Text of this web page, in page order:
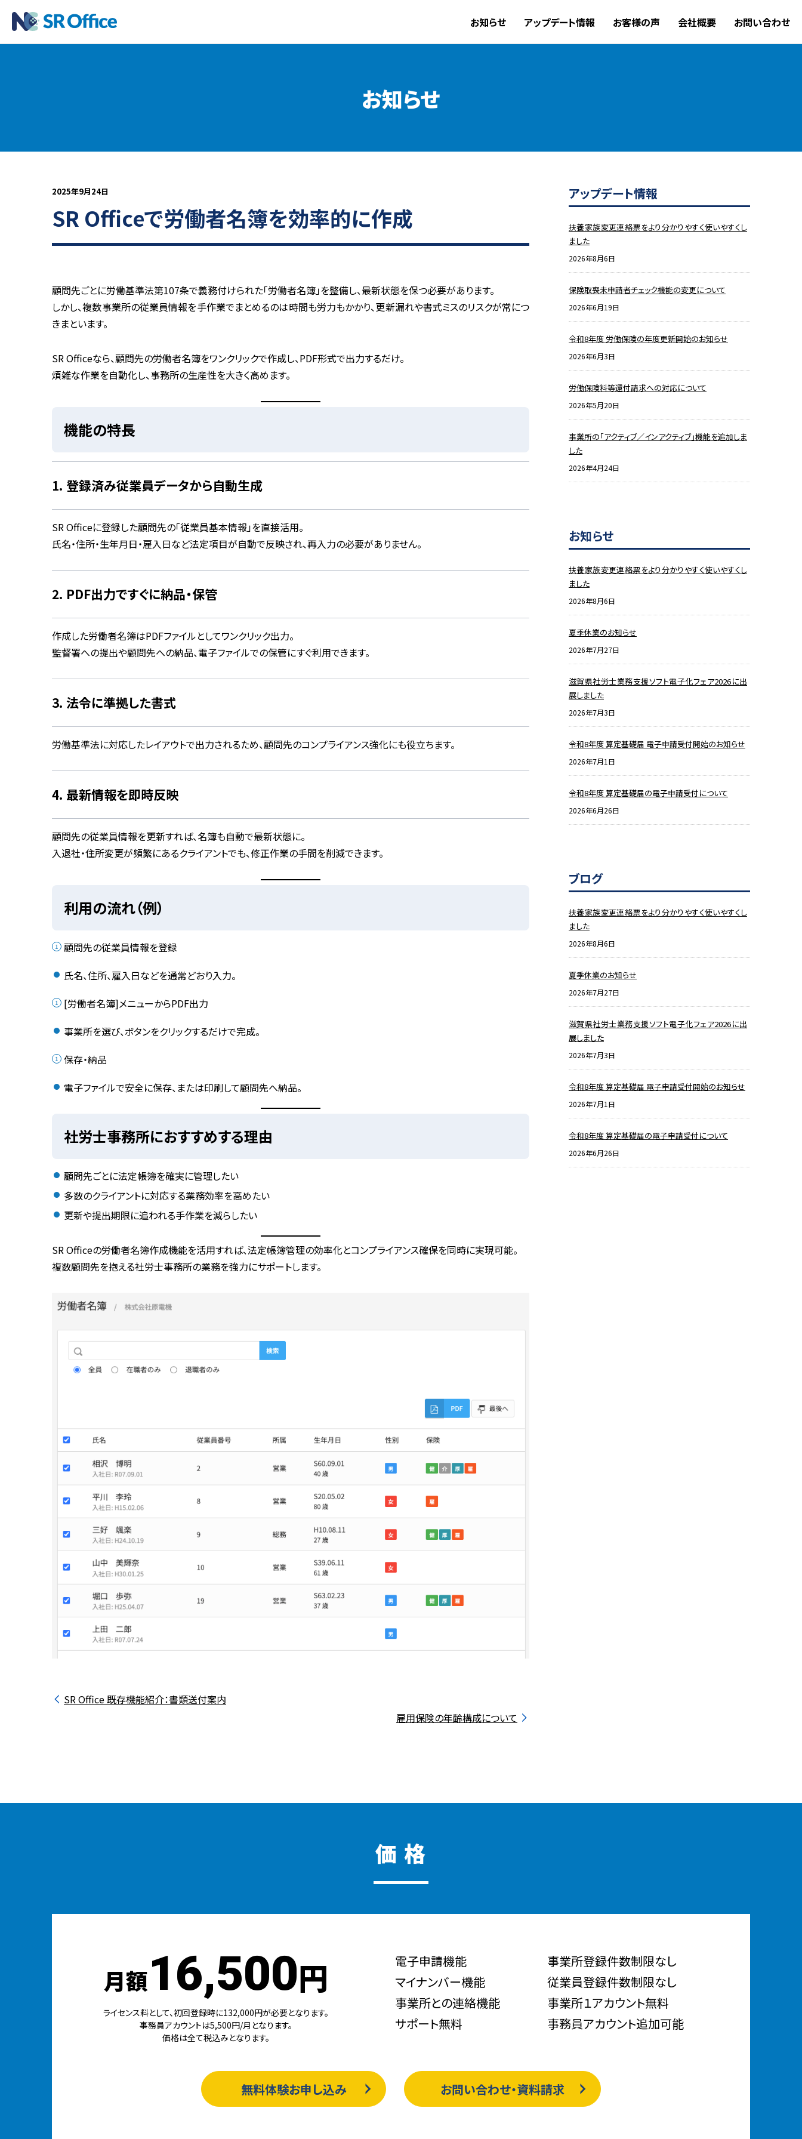
お知らせ アップデート情報 お客様の声 会社概要 お問い合わせ
お知らせ
2025年9月24日
SR Officeで労働者名簿を効率的に作成
顧問先ごとに労働基準法第107条で義務付けられた「労働者名簿」を整備し、最新状態を保つ必要があります。
しかし、複数事業所の従業員情報を手作業でまとめるのは時間も労力もかかり、更新漏れや書式ミスのリスクが常につ
きまといます。
SR Officeなら、顧問先の労働者名簿をワンクリックで作成し、PDF形式で出力するだけ。
煩雑な作業を自動化し、事務所の生産性を大きく高めます。
機能の特長
1. 登録済み従業員データから自動生成
SR Officeに登録した顧問先の「従業員基本情報」を直接活用。
氏名・住所・生年月日・雇入日など法定項目が自動で反映され、再入力の必要がありません。
2. PDF出力ですぐに納品・保管
作成した労働者名簿はPDFファイルとしてワンクリック出力。
監督署への提出や顧問先への納品、電子ファイルでの保管にすぐ利用できます。
3. 法令に準拠した書式
労働基準法に対応したレイアウトで出力されるため、顧問先のコンプライアンス強化にも役立ちます。
4. 最新情報を即時反映
顧問先の従業員情報を更新すれば、名簿も自動で最新状態に。
入退社・住所変更が頻繁にあるクライアントでも、修正作業の手間を削減できます。
利用の流れ（例）
顧問先の従業員情報を登録
氏名、住所、雇入日などを通常どおり入力。
[労働者名簿]メニューからPDF出力
事業所を選び、ボタンをクリックするだけで完成。
保存・納品
電子ファイルで安全に保存、または印刷して顧問先へ納品。
社労士事務所におすすめする理由
顧問先ごとに法定帳簿を確実に管理したい
多数のクライアントに対応する業務効率を高めたい
更新や提出期限に追われる手作業を減らしたい
SR Officeの労働者名簿作成機能を活用すれば、法定帳簿管理の効率化とコンプライアンス確保を同時に実現可能。
複数顧問先を抱える社労士事務所の業務を強力にサポートします。
SR Office 既存機能紹介：書類送付案内
雇用保険の年齢構成について
アップデート情報
扶養家族変更連絡票をより分かりやすく使いやすくし
ました
2026年8月6日
保険取喪未申請者チェック機能の変更について
2026年6月19日
令和8年度 労働保険の年度更新開始のお知らせ
2026年6月3日
労働保険料等還付請求への対応について
2026年5月20日
事業所の「アクティブ／インアクティブ」機能を追加しま
した
2026年4月24日
お知らせ
扶養家族変更連絡票をより分かりやすく使いやすくし
ました
2026年8月6日
夏季休業のお知らせ
2026年7月27日
滋賀県社労士業務支援ソフト電子化フェア2026に出
展しました
2026年7月3日
令和8年度 算定基礎届 電子申請受付開始のお知らせ
2026年7月1日
令和8年度 算定基礎届の電子申請受付について
2026年6月26日
ブログ
扶養家族変更連絡票をより分かりやすく使いやすくし
ました
2026年8月6日
夏季休業のお知らせ
2026年7月27日
滋賀県社労士業務支援ソフト電子化フェア2026に出
展しました
2026年7月3日
令和8年度 算定基礎届 電子申請受付開始のお知らせ
2026年7月1日
令和8年度 算定基礎届の電子申請受付について
2026年6月26日
価 格
月額16,500円
ライセンス料として、初回登録時に132,000円が必要となります。
事務員アカウントは5,500円/月となります。
価格は全て税込みとなります。
電子申請機能
事業所登録件数制限なし
マイナンバー機能
従業員登録件数制限なし
事業所との連絡機能
事業所１アカウント無料
サポート無料
事務員アカウント追加可能
無料体験お申し込み お問い合わせ・資料請求